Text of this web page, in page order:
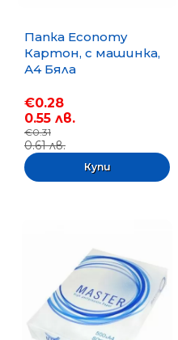
Папка Economy
Картон, с машинка,
А4 Бяла
€0.28
0.55 лв.
€0.31
0.61 лв.